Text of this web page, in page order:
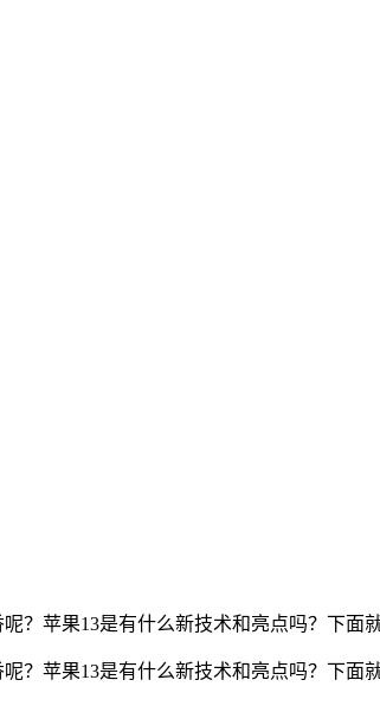
？苹果13是有什么新技术和亮点吗？下面
？苹果13是有什么新技术和亮点吗？下面